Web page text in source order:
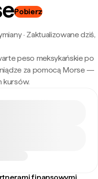
Pobierz
· Zaktualizowane dziś,
peso meksykańskie po
za pomocą Morse —
kursów.